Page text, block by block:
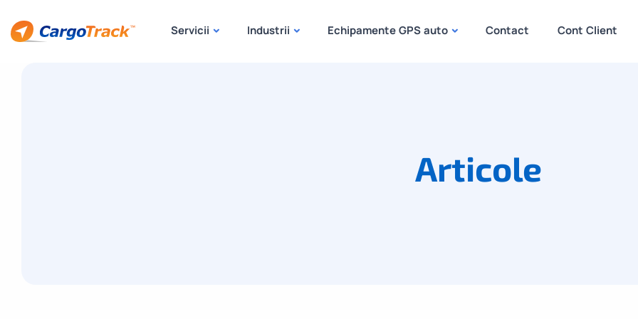
Servicii Industrii Echipamente GPS auto Contact Cont Client
Articole